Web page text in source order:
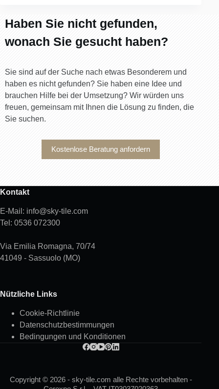
Haben Sie nicht gefunden,
wonach Sie gesucht haben?
Sie sind auf der Suche nach etwas Besonderem und
haben es nicht gefunden? Sie haben eine Idee und
brauchen Hilfe bei der Umsetzung? Wir würden uns
freuen, gemeinsam mit Ihnen die Lösung zu finden, die
Sie suchen.
Kostenlose Beratung anfordern
Kontakt
E-Mail: info@sky-tile.com
Tel: 0536 072300
Via Emilia Romagna, 70/74
41049 - Sassuolo (MO)
Nützliche Links
Cookie-Richtlinie
Datenschutzbestimmungen
Bedingungen und Konditionen
Copyright © 2026 - sky-tile.com alle Rechte vorbehalten -